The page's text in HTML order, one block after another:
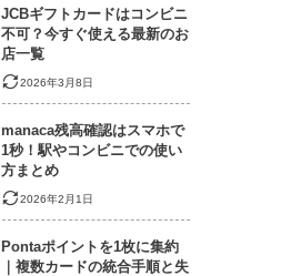
JCBギフトカードはコンビニ
不可？今すぐ使える最新のお
店一覧
2026年3月8日
manaca残高確認はスマホで
1秒！駅やコンビニでの使い
方まとめ
2026年2月1日
Pontaポイントを1枚に集約
｜複数カードの統合手順と失